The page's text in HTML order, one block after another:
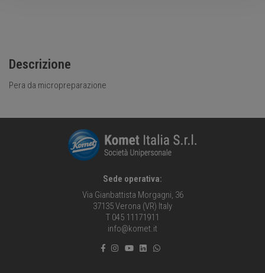
Descrizione
Pera da micropreparazione
Sede operativa:
Via Gianbattista Morgagni, 36
37135 Verona (VR) Italy
T 045 11171911
info@komet.it